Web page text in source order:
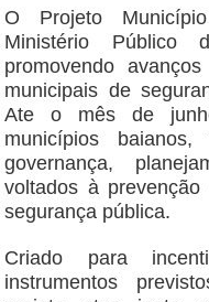
O Projeto
Ministério
promovendo
municipais de
Ate o mês de
municípios baianos,
governança,
voltados à
segurança pública.
Criado para
instrumentos